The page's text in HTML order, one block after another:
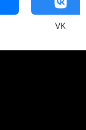
VK